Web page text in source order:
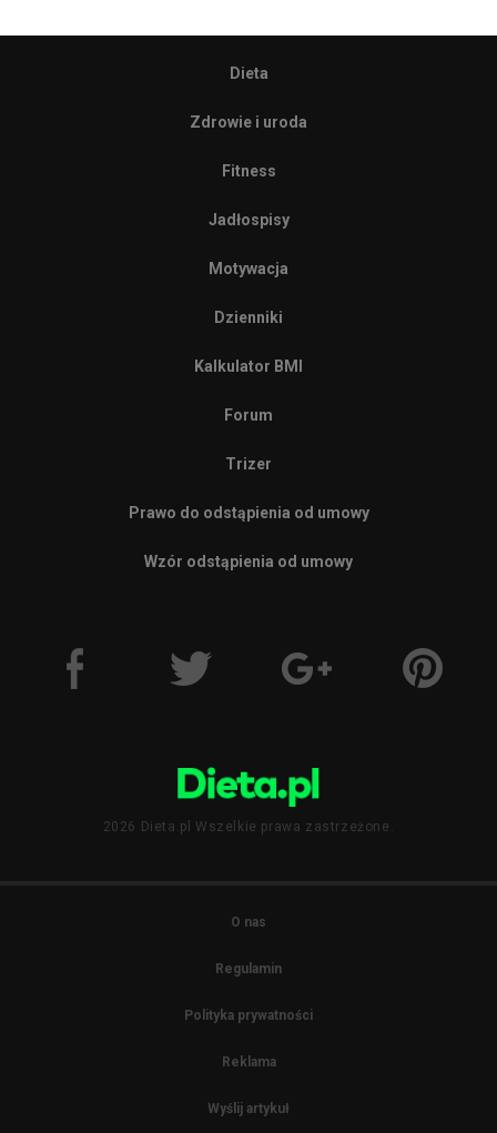
Dieta
Zdrowie i uroda
Fitness
Jadłospisy
Motywacja
Dzienniki
Kalkulator BMI
Forum
Trizer
Prawo do odstąpienia od umowy
Wzór odstąpienia od umowy
2026 Dieta.pl Wszelkie prawa zastrzeżone.
O nas
Regulamin
Polityka prywatności
Reklama
Wyślij artykuł